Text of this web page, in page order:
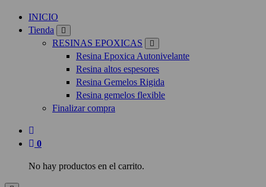
INICIO
Tienda
RESINAS EPOXICAS
Resina Epoxica Autonivelante
Resina altos espesores
Resina Gemelos Rigida
Resina gemelos flexible
Finalizar compra
0
No hay productos en el carrito.